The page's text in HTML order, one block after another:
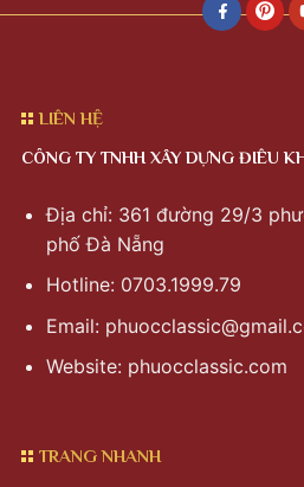
LIÊN HỆ
CÔNG TY TNHH XÂY DỰNG ĐIÊU
Địa chỉ: 361 đường 29/3
phố Đà Nẵng
Hotline: 0703.1999.79
Email:
Website: phuocclassic.com
TRANG NHANH